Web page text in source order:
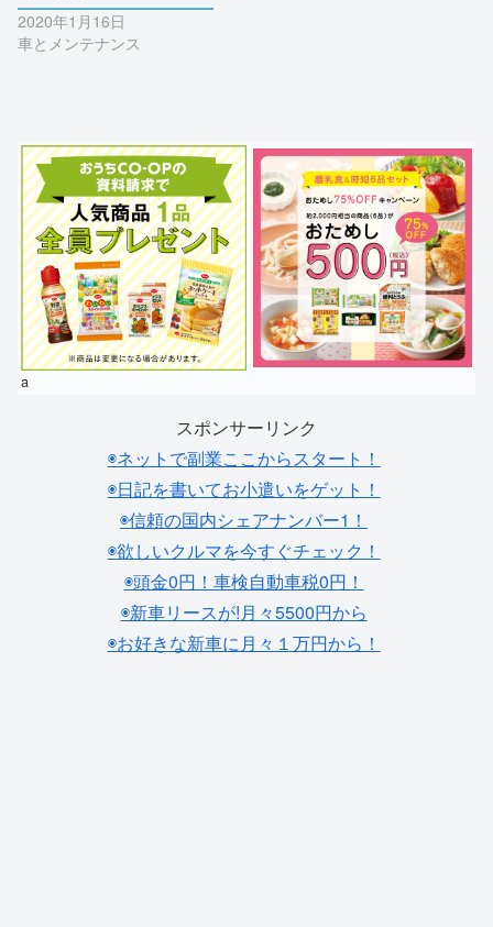
2020年1月16日
車とメンテナンス
a
スポンサーリンク
◉ネットで副業ここからスタート！
◉日記を書いてお小遣いをゲット！
◉信頼の国内シェアナンバー1！
◉欲しいクルマを今すぐチェック！
◉頭金0円！車検自動車税0円！
◉新車リースが!月々5500円から
◉お好きな新車に月々１万円から！